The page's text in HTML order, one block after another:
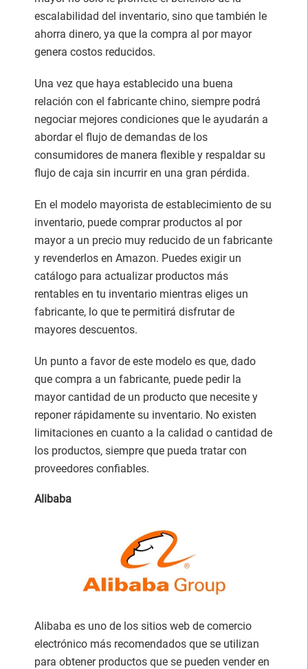
escalabilidad del inventario, sino que también le
ahorra dinero, ya que la compra al por mayor
genera costos reducidos.
Una vez que haya establecido una buena
relación con el fabricante chino, siempre podrá
negociar mejores condiciones que le ayudarán a
abordar el flujo de demandas de los
consumidores de manera flexible y respaldar su
flujo de caja sin incurrir en una gran pérdida.
En el modelo mayorista de establecimiento de su
inventario, puede comprar productos al por
mayor a un precio muy reducido de un fabricante
y revenderlos en Amazon. Puedes exigir un
catálogo para actualizar productos más
rentables en tu inventario mientras eliges un
fabricante, lo que te permitirá disfrutar de
mayores descuentos.
Un punto a favor de este modelo es que, dado
que compra a un fabricante, puede pedir la
mayor cantidad de un producto que necesite y
reponer rápidamente su inventario. No existen
limitaciones en cuanto a la calidad o cantidad de
los productos, siempre que pueda tratar con
proveedores confiables.
Alibaba
Alibaba es uno de los sitios web de comercio
electrónico más recomendados que se utilizan
para obtener productos que se pueden vender en